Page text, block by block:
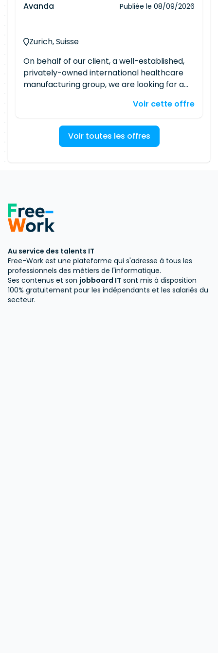
Avanda Publiée le 08/09/2026
Zurich, Suisse
On behalf of our client, a well-established,
privately-owned international healthcare
manufacturing group, we are looking for a
As a Solution Architect, you will shape and
chain planning solutions, bridging business
needs and IT capabilities, with Kinaxis at the
design for group-wide planning solutions,
with a focus on Kinaxis Leading Kinaxis
Partnering with business process leads and
super users to design, standardize, and
optimize planning processes Driving
continuous improvement initiatives and
managing change requests in daily
Voir cette offre
Voir toutes les offres
Au service des talents IT
Free-Work est une plateforme qui s'adresse à tous les
professionnels des métiers de l'informatique.
Ses contenus et son jobboard IT sont mis à disposition
100% gratuitement pour les indépendants et les salariés du
secteur.